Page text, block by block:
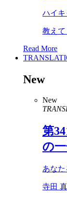
ハイ
教えて
Read More
New
New
第
の
あな
寺田